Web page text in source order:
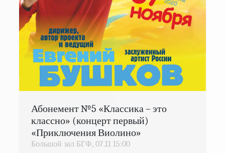
Абонемент №5 «Классика – это
классно» (концерт первый)
«Приключения Виолино»
Большой зал БГФ, 07.11 15:00